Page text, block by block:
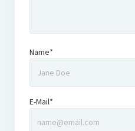
Name*
E-Mail*